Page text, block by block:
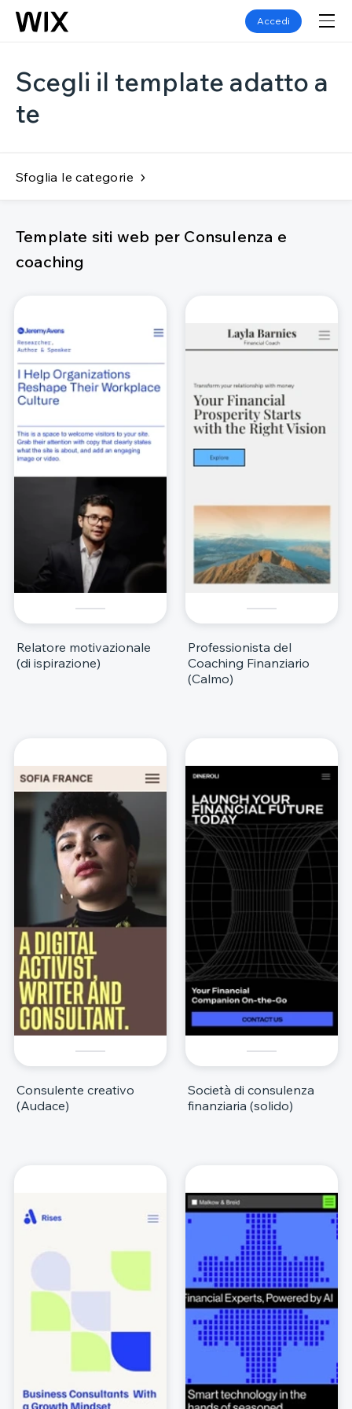
Accedi
Scegli il template adatto a
te
Sfoglia le categorie
Template siti web per Consulenza e
coaching
Relatore motivazionale
(di ispirazione)
Professionista del
Coaching Finanziario
(Calmo)
Consulente creativo
(Audace)
Società di consulenza
finanziaria (solido)